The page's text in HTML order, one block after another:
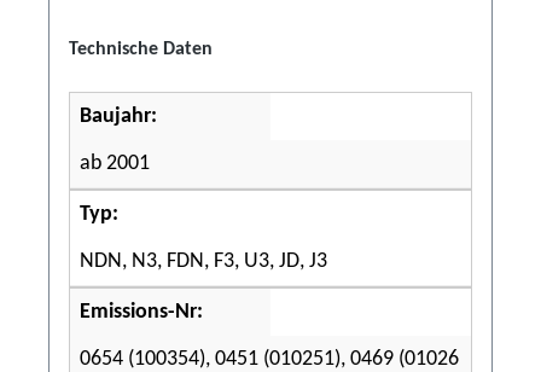
Technische Daten
Baujahr:
ab 2001
Typ:
NDN, N3, FDN, F3, U3, JD, J3
Emissions-Nr:
0654 (100354), 0451 (010251), 0469 (01026